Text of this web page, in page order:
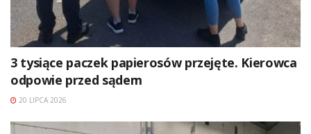
3 tysiące paczek papierosów przejęte. Kierowca
odpowie przed sądem
20 LIPCA 2026